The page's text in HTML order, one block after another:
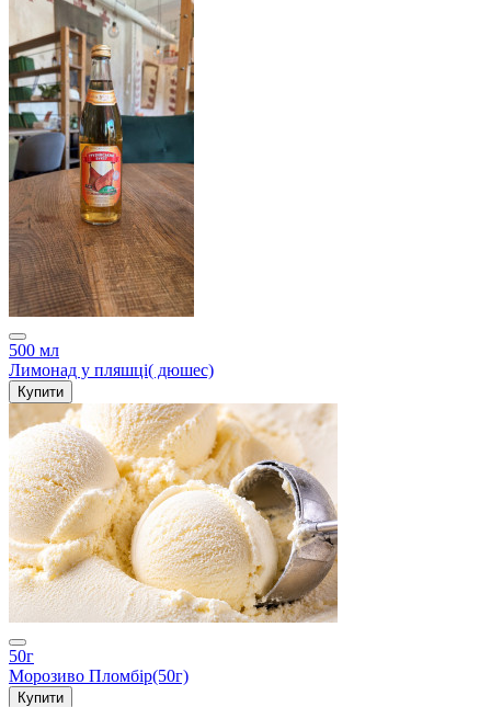
500 мл
Лимонад у пляшці( дюшес)
Купити
50г
Морозиво Пломбір(50г)
Купити